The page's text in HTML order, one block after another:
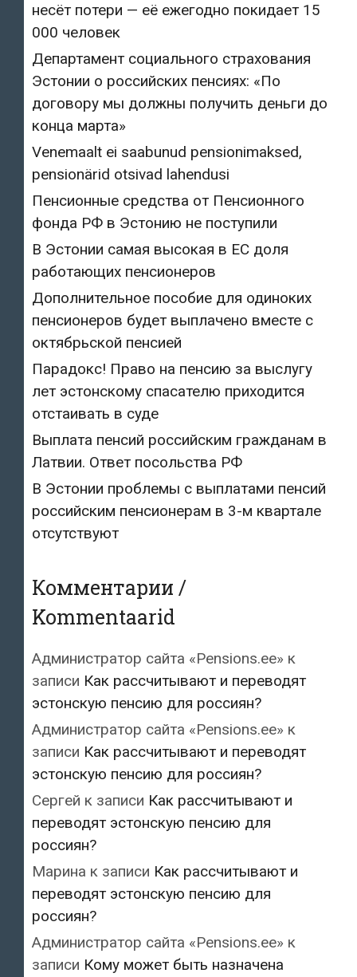
несёт потери — её ежегодно покидает 15
000 человек
Департамент социального страхования
Эстонии о российских пенсиях: «По
договору мы должны получить деньги до
конца марта»
Venemaalt ei saabunud pensionimaksed,
pensionärid otsivad lahendusi
Пенсионные средства от Пенсионного
фонда РФ в Эстонию не поступили
В Эстонии самая высокая в ЕС доля
работающих пенсионеров
Дополнительное пособие для одиноких
пенсионеров будет выплачено вместе с
октябрьской пенсией
Парадокс! Право на пенсию за выслугу
лет эстонскому спасателю приходится
отстаивать в суде
Выплата пенсий российским гражданам в
Латвии. Ответ посольства РФ
В Эстонии проблемы с выплатами пенсий
российским пенсионерам в 3-м квартале
отсутствуют
Комментарии /
Kommentaarid
Администратор сайта «Pensions.ee» к
записи Как рассчитывают и переводят
эстонскую пенсию для россиян?
Администратор сайта «Pensions.ee» к
записи Как рассчитывают и переводят
эстонскую пенсию для россиян?
Сергей к записи Как рассчитывают и
переводят эстонскую пенсию для
россиян?
Марина к записи Как рассчитывают и
переводят эстонскую пенсию для
россиян?
Администратор сайта «Pensions.ee» к
записи Кому может быть назначена